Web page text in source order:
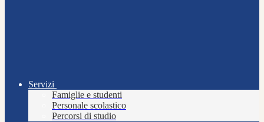
Servizi
Famiglie e studenti
Personale scolastico
Percorsi di studio